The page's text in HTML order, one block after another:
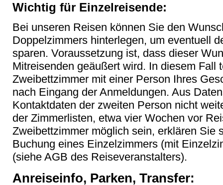
Wichtig für Einzelreisende:
Bei unseren Reisen können Sie den
Doppelzimmers hinterlegen, um eventuell
sparen. Voraussetzung ist, dass dieser
Mitreisenden geäußert wird. In diesem Fall
Zweibettzimmer mit einer Person Ihres
nach Eingang der Anmeldungen. Aus
Kontaktdaten der zweiten Person nicht
der Zimmerlisten, etwa vier Wochen vor
Zweibettzimmer möglich sein, erklären Sie
Buchung eines Einzelzimmers (mit
(siehe AGB des Reiseveranstalters).
Anreiseinfo, Parken, Transfer: